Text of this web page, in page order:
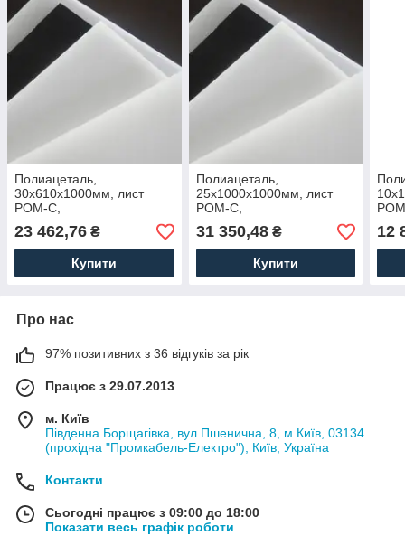
Полиацеталь,
30х610х1000мм, лист
POM-C,
(полиоксиметилен)
23 462,76 ₴
Купити
Полиацеталь,
25х1000х1000мм, лист
POM-C,
(полиоксиметилен)
31 350,48₴
Купити
12
Про нас
97% позитивних з 36 відгуків за рік
Працює з 29.07.2013
м. Київ
Південна Борщагівка, вул.Пшенична, 8, м.Київ, 03134
(прохідна "Промкабель-Електро"), Київ, Україна
Контакти
Сьогодні працює з 09:00 до 18:00
Показати весь графік роботи